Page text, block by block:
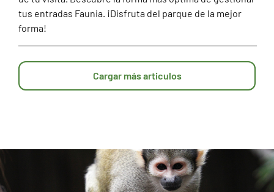
tus entradas Faunia. ¡Disfruta del parque de la mejor
forma!
Cargar más articulos